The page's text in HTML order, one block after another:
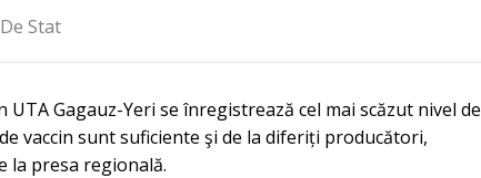
Stat
UTA Gagauz-Yeri se înregistrează cel mai scăzut nivel de
vaccin sunt suficiente şi de la diferiți producători,
la presa regională.